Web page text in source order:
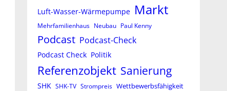
Luft-Wasser-Wärmepumpe Markt
Mehrfamilienhaus Neubau Paul Kenny
Podcast Podcast-Check
Podcast Check Politik
Referenzobjekt Sanierung
SHK SHK-TV Strompreis Wettbewerbsfähigkeit